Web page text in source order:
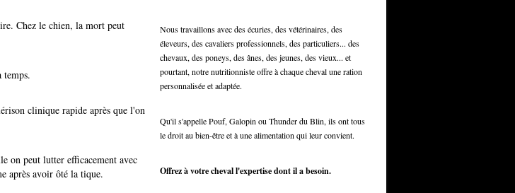
Chez le chien, la mort peut
temps.
clinique rapide après que l'on
on peut lutter efficacement avec
après avoir ôté la tique.
Nous travaillons avec des écuries, des vétérinaires, des
éleveurs, des cavaliers professionnels, des particuliers... des
chevaux, des poneys, des ânes, des jeunes, des vieux... et
pourtant, notre nutritionniste offre à chaque cheval une ration
personnalisée et adaptée.
Qu'il s'appelle Pouf, Galopin ou Thunder du Blin, ils ont tous
le droit au bien-être et à une alimentation qui leur convient.
Offrez à votre cheval l'expertise dont il a besoin.